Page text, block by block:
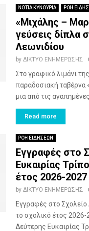
ΝΟΤΙΑ ΚΥΝΟΥΡΙΑ ΡΟΗ
«Μιχάλης –
γεύσεις δίπλα
Λεωνιδίου
by ΔΙΚΤΥΟ ΕΝΗΜΕΡΩΣΗΣ
Στο γραφικό λιμάνι
παραδοσιακή ταβέρνα
μια από τις αγαπημένες
Read more
ΡΟΗ ΕΙΔΗΣΕΩΝ
Εγγραφές στο
Ευκαιρίας
έτος 2026-2027
by ΔΙΚΤΥΟ ΕΝΗΜΕΡΩΣΗΣ
Εγγραφές στο Σχολείο
το σχολικό έτος
Δεύτερης Ευκαιρίας